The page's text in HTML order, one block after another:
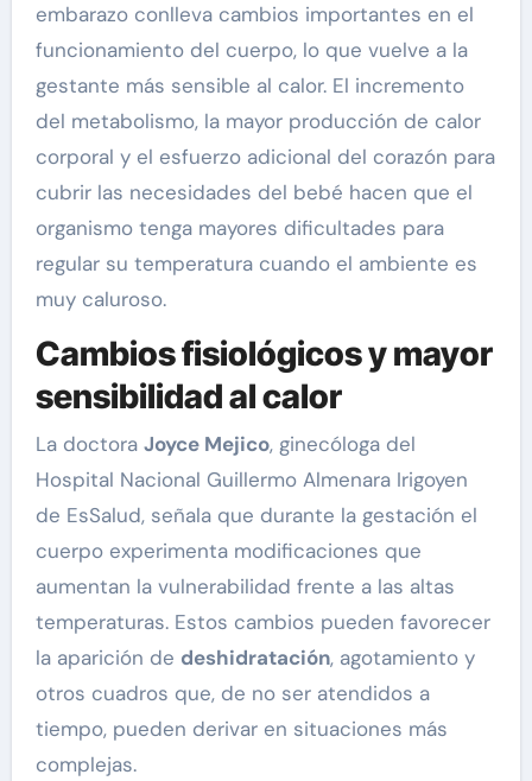
embarazo conlleva cambios importantes en el
funcionamiento del cuerpo, lo que vuelve a la
gestante más sensible al calor. El incremento
del metabolismo, la mayor producción de calor
corporal y el esfuerzo adicional del corazón para
cubrir las necesidades del bebé hacen que el
organismo tenga mayores dificultades para
regular su temperatura cuando el ambiente es
muy caluroso.
Cambios fisiológicos y mayor
sensibilidad al calor
La doctora Joyce Mejico, ginecóloga del
Hospital Nacional Guillermo Almenara Irigoyen
de EsSalud, señala que durante la gestación el
cuerpo experimenta modificaciones que
aumentan la vulnerabilidad frente a las altas
temperaturas. Estos cambios pueden favorecer
la aparición de deshidratación, agotamiento y
otros cuadros que, de no ser atendidos a
tiempo, pueden derivar en situaciones más
complejas.